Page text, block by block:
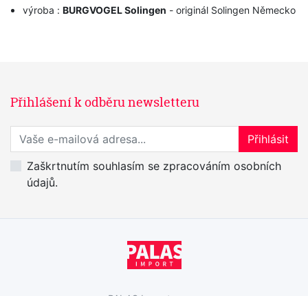
výroba : BURGVOGEL Solingen - originál Solingen Německo
Přihlášení k odběru newsletteru
Přihlaste se k odběru novinek
Přihlásit
Zaškrtnutím souhlasím se zpracováním osobních
údajů.